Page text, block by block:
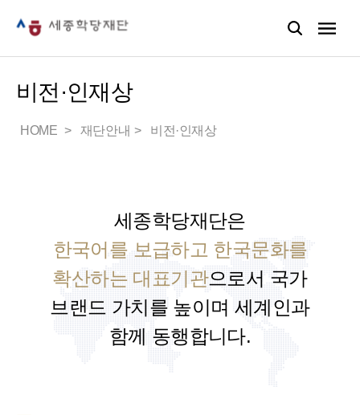
비전·인재상
HOME 재단안내 비전·인재상
세종학당재단은
한국어를 보급하고 한국문화를
확산하는 대표기관으로서 국가
브랜드 가치를 높이며 세계인과
함께 동행합니다.